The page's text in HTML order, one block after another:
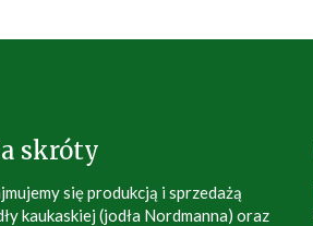
skróty
się produkcją i sprzedażą
kaukaskiej (jodła Nordmanna) oraz